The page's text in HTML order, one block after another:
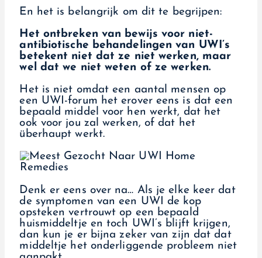
En het is belangrijk om dit te begrijpen:
Het ontbreken van bewijs voor niet-
antibiotische behandelingen van UWI’s
betekent niet dat ze niet werken, maar
wel dat we niet weten of ze werken.
Het is niet omdat een aantal mensen op
een UWI-forum het erover eens is dat een
bepaald middel voor hen werkt, dat het
ook voor jou zal werken, of dat het
überhaupt werkt.
Denk er eens over na… Als je elke keer dat
de symptomen van een UWI de kop
opsteken vertrouwt op een bepaald
huismiddeltje en toch UWI’s blijft krijgen,
dan kun je er bijna zeker van zijn dat dat
middeltje het onderliggende probleem niet